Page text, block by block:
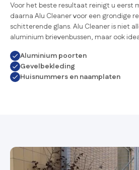
Voor het beste resultaat reinigt u eerst
daarna Alu Cleaner voor een grondige
schitterende glans. Alu Cleaner is niet
aluminium brievenbussen, maar ook
Aluminium poorten
Gevelbekleding
Huisnummers en naamplaten